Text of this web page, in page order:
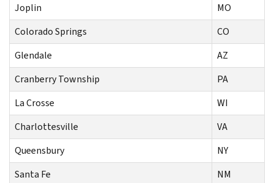
Joplin
MO
Colorado Springs
CO
Glendale
AZ
Cranberry Township
PA
La Crosse
WI
Charlottesville
VA
Queensbury
NY
Santa Fe
NM